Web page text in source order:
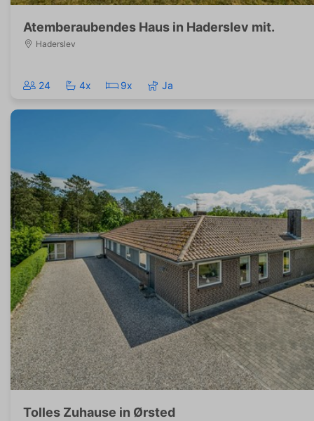
Atemberaubendes Haus in Haderslev mit.
Haderslev
24 4x 9x Ja
Tolles Zuhause in Ørsted